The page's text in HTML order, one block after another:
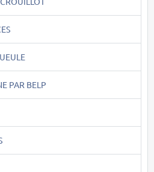
PAR BELP